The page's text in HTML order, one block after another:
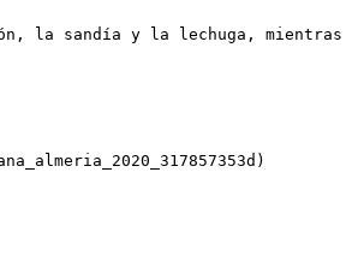
la sandía y la lechuga, mientras